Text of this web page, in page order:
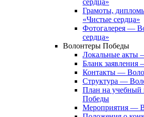
сердца»
Грамоты,
«Чистые сердца»
Фотогалерея —
сердца»
Волонтеры Победы
Локальные акты
Бланк
Контакты —
Структура —
План на
Победы
Мероприятия —